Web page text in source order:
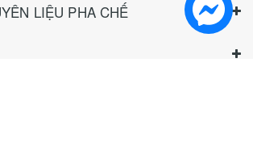
LIỆU PHA CHẾ